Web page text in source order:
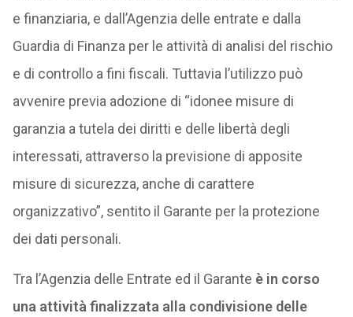
e finanziaria, e dall’Agenzia delle entrate e dalla
Guardia di Finanza per le attività di analisi del rischio
e di controllo a fini fiscali. Tuttavia l’utilizzo può
avvenire previa adozione di “idonee misure di
garanzia a tutela dei diritti e delle libertà degli
interessati, attraverso la previsione di apposite
misure di sicurezza, anche di carattere
organizzativo”, sentito il Garante per la protezione
dei dati personali.
Tra l’Agenzia delle Entrate ed il Garante è in corso
una attività finalizzata alla condivisione delle